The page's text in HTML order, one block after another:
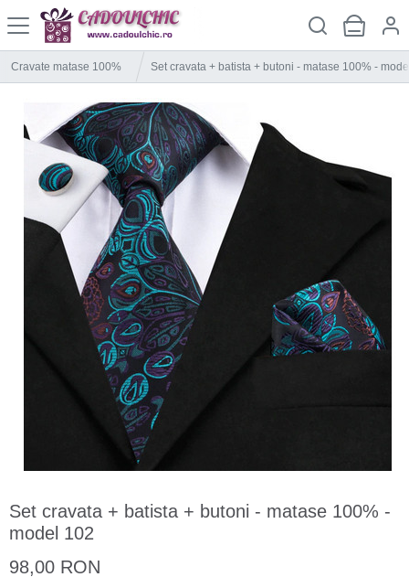
Cravate matase 100% Set cravata + batista + butoni - matase 100% -
Set cravata + batista + butoni - matase 100% -
model 102
98,00 RON